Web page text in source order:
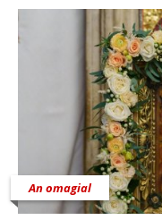
An omagial